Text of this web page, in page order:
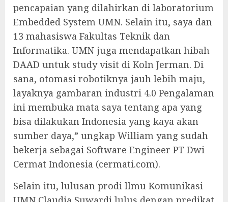
pencapaian yang dilahirkan di laboratorium
Embedded System UMN. Selain itu, saya dan
13 mahasiswa Fakultas Teknik dan
Informatika. UMN juga mendapatkan hibah
DAAD untuk study visit di Koln Jerman. Di
sana, otomasi robotiknya jauh lebih maju,
layaknya gambaran industri 4.0 Pengalaman
ini membuka mata saya tentang apa yang
bisa dilakukan Indonesia yang kaya akan
sumber daya,” ungkap William yang sudah
bekerja sebagai Software Engineer PT Dwi
Cermat Indonesia (cermati.com).
Selain itu, lulusan prodi llmu Komunikasi